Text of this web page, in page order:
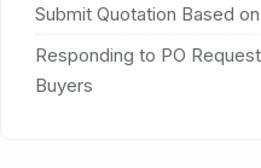
Submit Quotation Based
Responding to PO
Buyers